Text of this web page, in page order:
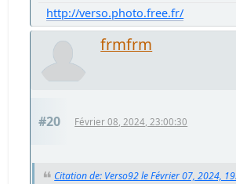
http://verso.photo.free.fr/
frmfrm
#20 Février 08, 2024, 23:00:30
Citation de: Verso92 le Février 07, 2024,